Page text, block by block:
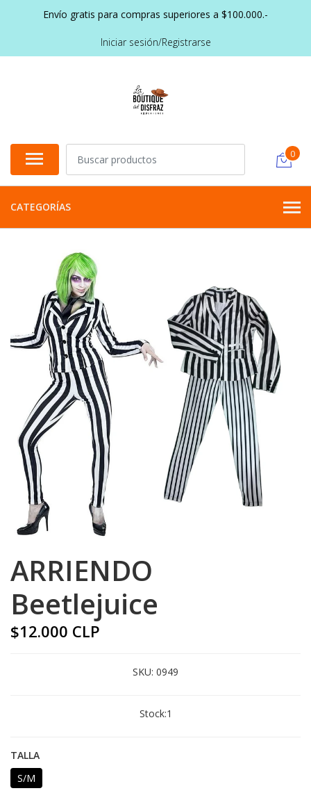
Envío gratis para compras superiores a $100.000.-
Iniciar sesión/Registrarse
0
CATEGORÍAS
ARRIENDO
Beetlejuice
$12.000 CLP
SKU: 0949
Stock:1
TALLA
S/M